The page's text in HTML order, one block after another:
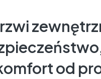
od